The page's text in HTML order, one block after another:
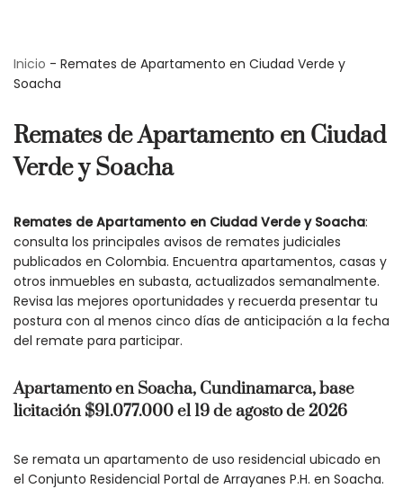
al
contenido
Inicio - Remates de Apartamento en Ciudad Verde y
Soacha
Remates de Apartamento en Ciudad
Verde y Soacha
Remates de Apartamento en Ciudad Verde y Soacha:
consulta los principales avisos de remates judiciales
publicados en Colombia. Encuentra apartamentos, casas y
otros inmuebles en subasta, actualizados semanalmente.
Revisa las mejores oportunidades y recuerda presentar tu
postura con al menos cinco días de anticipación a la fecha
del remate para participar.
Apartamento en Soacha, Cundinamarca, base
licitación $91.077.000 el 19 de agosto de 2026
Se remata un apartamento de uso residencial ubicado en
el Conjunto Residencial Portal de Arrayanes P.H. en Soacha.